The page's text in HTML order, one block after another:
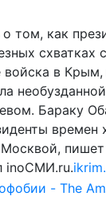
том, как
схватках
в
Бараку
времен
inoСМИ.ru.